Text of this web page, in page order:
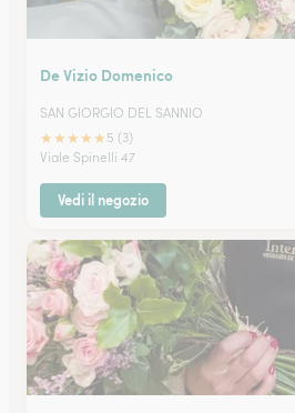
De Vizio Domenico
SAN GIORGIO DEL SANNIO
★★★★★ 5 (3)
Viale Spinelli 47
Vedi il negozio